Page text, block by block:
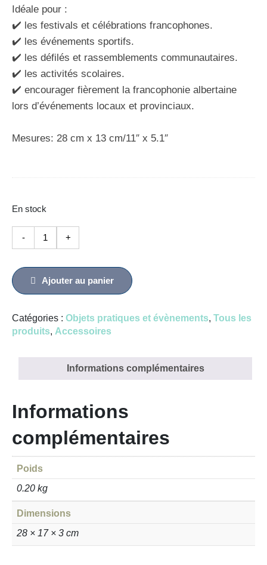
Idéale pour :
✔️ les festivals et célébrations francophones.
✔️ les événements sportifs.
✔️ les défilés et rassemblements communautaires.
✔️ les activités scolaires.
✔️ encourager fièrement la francophonie albertaine
lors d’événements locaux et provinciaux.
Mesures: 28 cm x 13 cm/11″ x 5.1″
En stock
-
quantité
de
franco-
+
Ajouter au panier
Catégories : Objets pratiques et évènements, Tous les
produits, Accessoires
Informations complémentaires
Informations
complémentaires
Poids
0.20 kg
Dimensions
28 × 17 × 3 cm